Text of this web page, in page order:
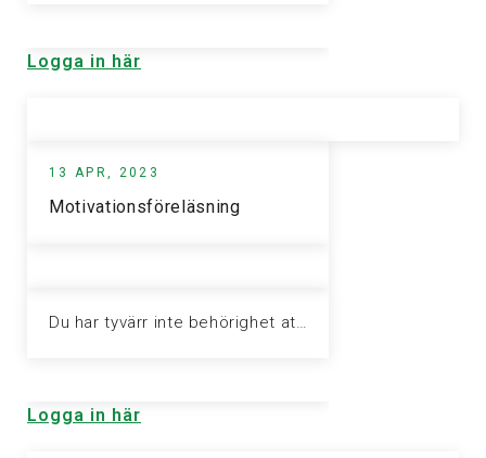
Logga in här
13 APR, 2023
Motivationsföreläsning
Logga in här